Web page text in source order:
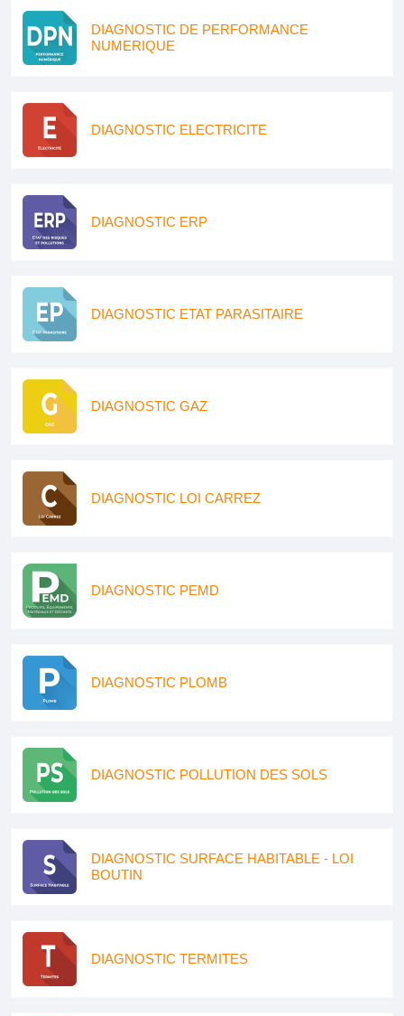
DIAGNOSTIC DE PERFORMANCE
NUMERIQUE
DIAGNOSTIC ELECTRICITE
DIAGNOSTIC ERP
DIAGNOSTIC ETAT PARASITAIRE
DIAGNOSTIC GAZ
DIAGNOSTIC LOI CARREZ
DIAGNOSTIC PEMD
DIAGNOSTIC PLOMB
DIAGNOSTIC POLLUTION DES SOLS
DIAGNOSTIC SURFACE HABITABLE - LOI
BOUTIN
DIAGNOSTIC TERMITES